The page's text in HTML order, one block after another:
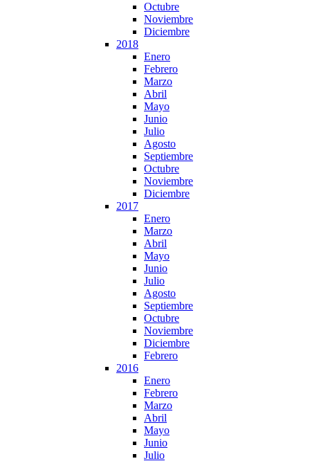
Octubre
Noviembre
Diciembre
2018
Enero
Febrero
Marzo
Abril
Mayo
Junio
Julio
Agosto
Septiembre
Octubre
Noviembre
Diciembre
2017
Enero
Marzo
Abril
Mayo
Junio
Julio
Agosto
Septiembre
Octubre
Noviembre
Diciembre
Febrero
2016
Enero
Febrero
Marzo
Abril
Mayo
Junio
Julio